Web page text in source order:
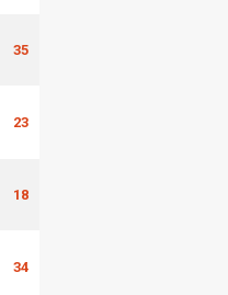
35
23
18
34